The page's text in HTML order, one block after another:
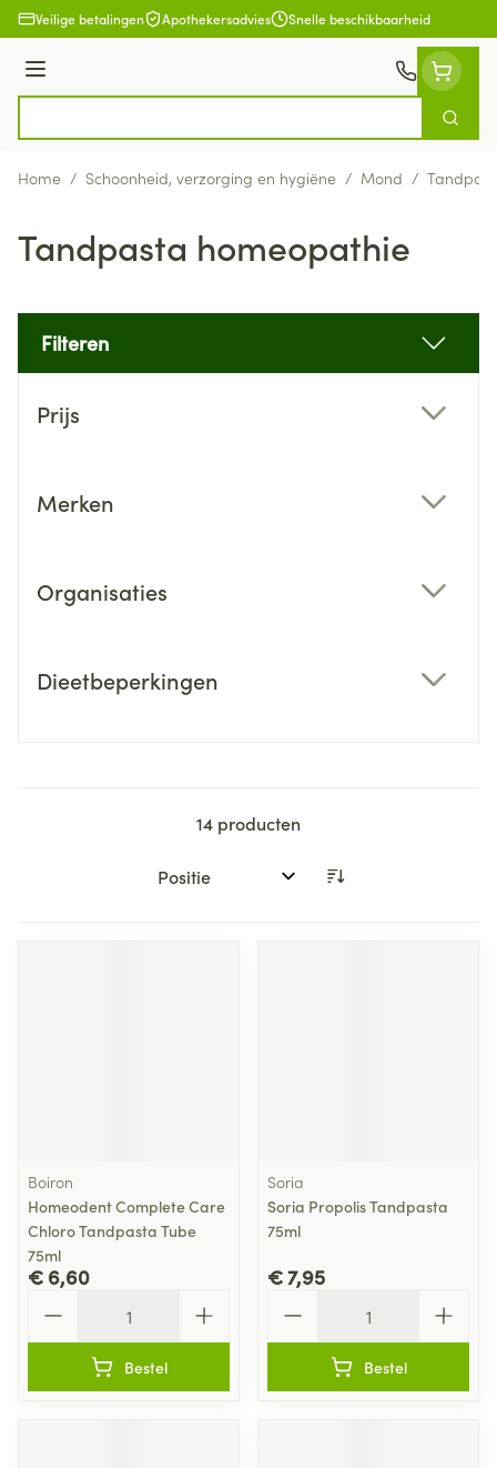
Ga naar de inhoud
Veilige betalingen Apothekersadvies Snelle beschikbaarheid
Menu
Zoek
Home / Schoonheid, verzorging en hygiëne / Mond /
Tandpasta homeopathie
Filteren
Prijs
Merken
Organisaties
Dieetbeperkingen
14 producten
Sorteer op:
Boiron
Homeodent Complete Care
Chloro Tandpasta Tube
75ml
€ 6,60
Bestel
Soria
Soria Propolis Tandpasta
75ml
€ 7,95
Bestel